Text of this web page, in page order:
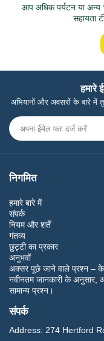
आप अधिक पर्यटन या अन्य
सहायता
हमारे
अभियानों और अवसरों के बारे में
निगमित
हमारे बारे में
संपर्क
नियम और शर्तें
गंतव्य
छुट्टी का प्रकार
अनुभवों
अक्सर पूछे जाने वाले प्रश्न –
नवीनतम जानकारी के अनुसार,
सामान्य प्रश्न।
संपर्क
Address: 274 Hertford